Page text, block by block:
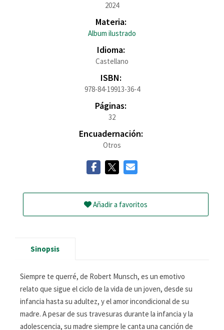
2024
Materia:
Album ilustrado
Idioma:
Castellano
ISBN:
978-84-19913-36-4
Páginas:
32
Encuadernación:
Otros
Añadir a favoritos
Sinopsis
Siempre te querré, de Robert Munsch, es un emotivo
relato que sigue el ciclo de la vida de un joven, desde su
infancia hasta su adultez, y el amor incondicional de su
madre. A pesar de sus travesuras durante la infancia y la
adolescencia, su madre siempre le canta una canción de